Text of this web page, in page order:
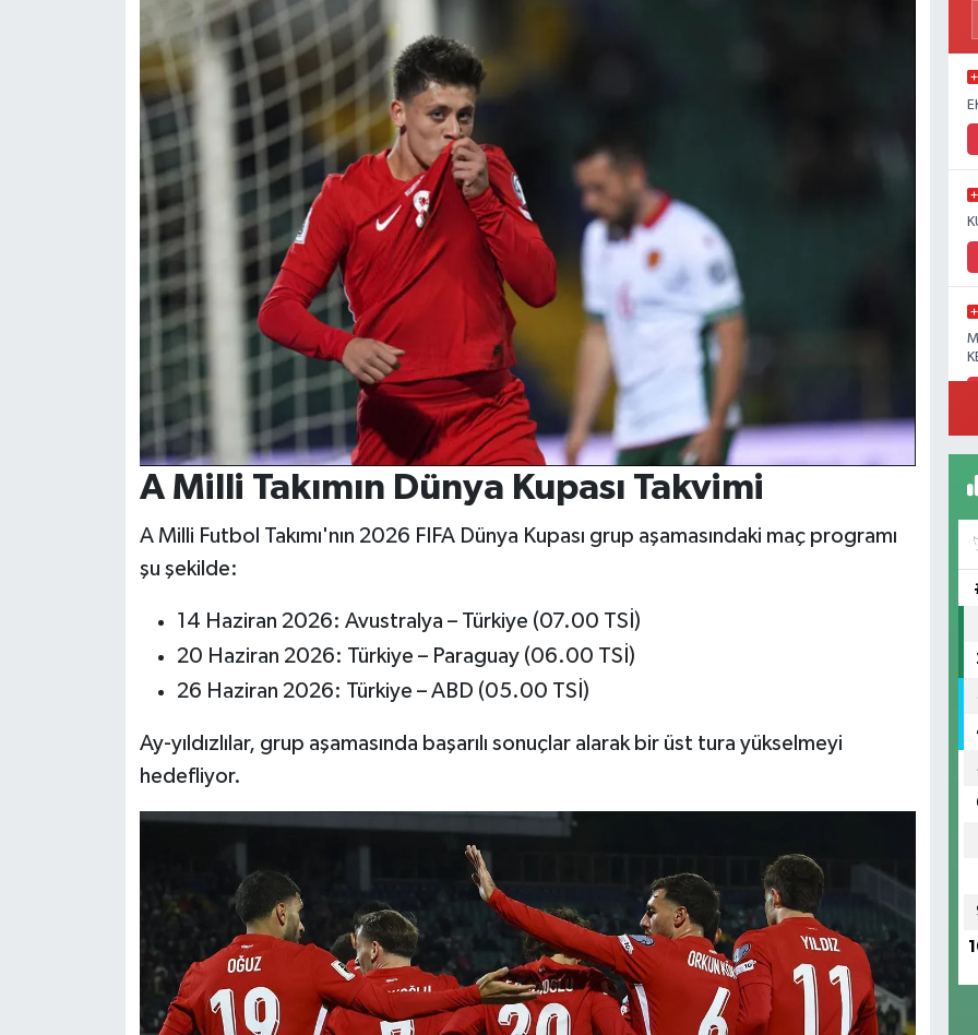
A Milli Takımın Dünya Kupası Takvimi
A Milli Futbol Takımı'nın 2026 FIFA Dünya Kupası grup aşamasındaki maç programı
şu şekilde:
14 Haziran 2026: Avustralya – Türkiye (07.00 TSİ)
20 Haziran 2026: Türkiye – Paraguay (06.00 TSİ)
26 Haziran 2026: Türkiye – ABD (05.00 TSİ)
Ay-yıldızlılar, grup aşamasında başarılı sonuçlar alarak bir üst tura yükselmeyi
hedefliyor.